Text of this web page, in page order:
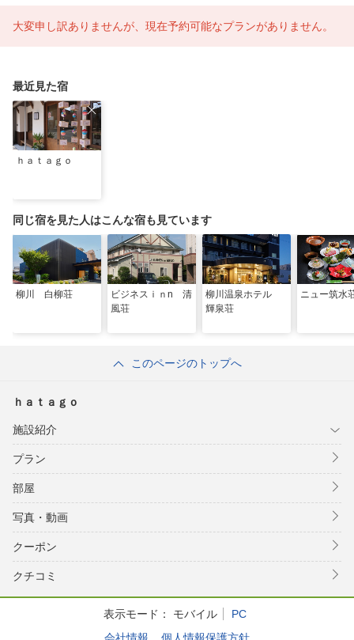
大変申し訳ありませんが、現在予約可能なプランがありません。
最近見た宿
ｈａｔａｇｏ
同じ宿を見た人はこんな宿も見ています
柳川 白柳荘
ビジネスｉｎn 清
風荘
柳川温泉ホテル
輝泉荘
ニュー筑水
このページのトップへ
ｈａｔａｇｏ
施設紹介
プラン
部屋
写真・動画
クーポン
クチコミ
表示モード： モバイル
PC